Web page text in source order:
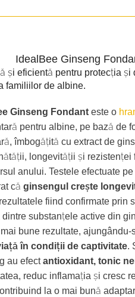
IdealBee Ginseng
și eficientă pentru protecția și
familiilor de albine.
Ginseng Fondanteste o
pentru albine, pe bază de
îmbogățită cu extract de
longevității și rezistenței
pe albine captive au
că ginsengul crește
fiind confirmate prin
substanțele active din
bune rezultate, ajungându-
în condiții de captivitate. Substanțele active
au efectantioxidant, tonic
reduc inflamația și cresc
la o mai bună